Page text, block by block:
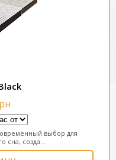
выбор для
сна, созда...